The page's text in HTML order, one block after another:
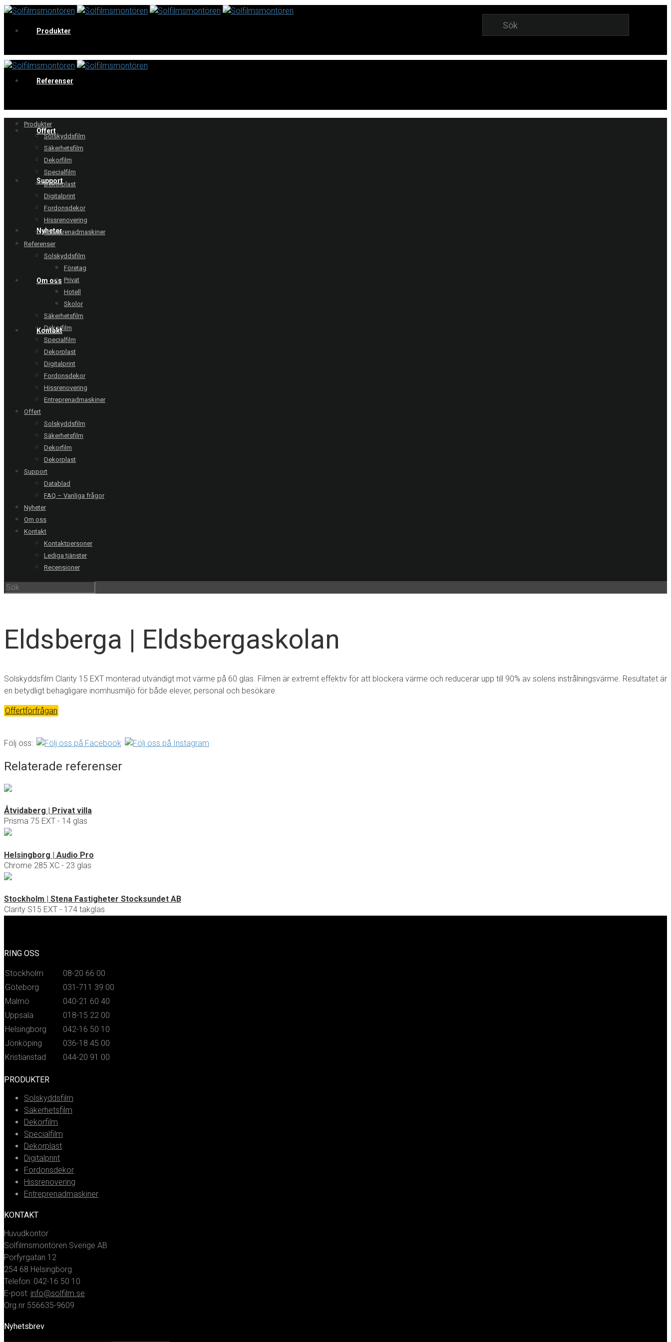
Produkter
Referenser
Offert
Support
Nyheter
Om oss
Kontakt
Produkter
Solskyddsfilm
Säkerhetsfilm
Dekorfilm
Specialfilm
Dekorplast
Digitalprint
Fordonsdekor
Hissrenovering
Entreprenadmaskiner
Referenser
Solskyddsfilm
Företag
Privat
Hotell
Skolor
Säkerhetsfilm
Dekorfilm
Specialfilm
Dekorplast
Digitalprint
Fordonsdekor
Hissrenovering
Entreprenadmaskiner
Offert
Solskyddsfilm
Säkerhetsfilm
Dekorfilm
Dekorplast
Support
Datablad
FAQ – Vanliga frågor
Nyheter
Om oss
Kontakt
Kontaktpersoner
Lediga tjänster
Recensioner
Eldsberga | Eldsbergaskolan
Solskyddsfilm Clarity 15 EXT monterad utvändigt mot värme på 60 glas. Filmen är extremt effektiv för att blockera värme och reducerar upp till 90% av solens instrålningsvärme. Resultatet är
en betydligt behagligare inomhusmiljö för både elever, personal och besökare.
Offertförfrågan
Följ oss:
Relaterade referenser
Åtvidaberg | Privat villa
Prisma 75 EXT - 14 glas
Helsingborg | Audio Pro
Chrome 285 XC - 23 glas
Stockholm | Stena Fastigheter Stocksundet AB
Clarity S15 EXT - 174 takglas
RING OSS
Stockholm
08-20 66 00
Göteborg
031-711 39 00
Malmö
040-21 60 40
Uppsala
018-15 22 00
Helsingborg
042-16 50 10
Jönköping
036-18 45 00
Kristianstad
044-20 91 00
PRODUKTER
Solskyddsfilm
Säkerhetsfilm
Dekorfilm
Specialfilm
Dekorplast
Digitalprint
Fordonsdekor
Hissrenovering
Entreprenadmaskiner
KONTAKT
Huvudkontor
Solfilmsmontören Sverige AB
Porfyrgatan 12
254 68 Helsingborg
Telefon: 042-16 50 10
E-post: info@solfilm.se
Org.nr 556635-9609
Nyhetsbrev